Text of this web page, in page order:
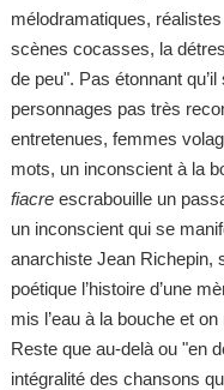
mélodramatiques,
scènes cocasses, la
de peu". Pas étonnant
personnages pas très
entretenues, femmes
mots, un inconscient à la
fiacre escrabouille un
un inconscient qui se
anarchiste Jean Richepin,
poétique l’histoire d’une
mis l’eau à la bouche et
Reste que au-delà ou "en
intégralité des chansons